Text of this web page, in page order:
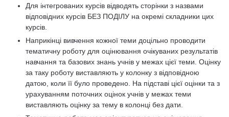
Для інтегрованих курсів відводять сторінки з назвами
відповідних курсів БЕЗ ПОДІЛУ на окремі складники цих
курсів.
Наприкінці вивчення кожної теми доцільно проводити
тематичну роботу для оцінювання очікуваних результатів
навчання та базових знань учнів у межах цієї теми. Оцінку
за таку роботу виставляють у колонку з відповідною
датою, коли її було проведено. На підставі цієї оцінки та з
урахуванням поточних оцінок учнів у межах теми
виставляють оцінку за тему в колонці без дати.